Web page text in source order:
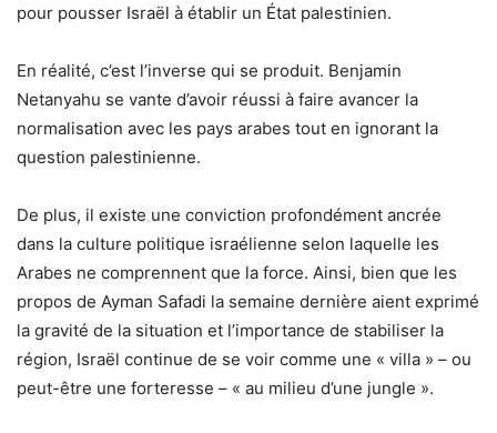
pour pousser Israël à établir un État palestinien.
En réalité, c’est l’inverse qui se produit. Benjamin
Netanyahu se vante d’avoir réussi à faire avancer la
normalisation avec les pays arabes tout en ignorant la
question palestinienne.
De plus, il existe une conviction profondément ancrée
dans la culture politique israélienne selon laquelle les
Arabes ne comprennent que la force. Ainsi, bien que les
propos de Ayman Safadi la semaine dernière aient exprimé
la gravité de la situation et l’importance de stabiliser la
région, Israël continue de se voir comme une « villa » – ou
peut-être une forteresse – « au milieu d’une jungle ».